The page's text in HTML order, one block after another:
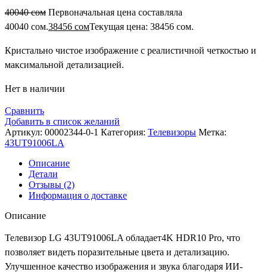
40040сом Первоначальная цена составляла
40040 сом.38456 сомТекущая цена: 38456 сом.
Кристально чистое изображение с реалистичной четкостью и
максимальной детализацией.
Нет в наличии
Сравнить
Добавить в список желаний
Артикул: 00002344-0-1 Категория: Телевизоры Метка:
43UT91006LA
Описание
Детали
Отзывы (2)
Информация о доставке
Описание
Телевизор LG 43UT91006LA обладает4K HDR10 Pro, что
позволяет видеть поразительные цвета и детализацию.
Улучшенное качество изображения и звука благодаря ИИ-